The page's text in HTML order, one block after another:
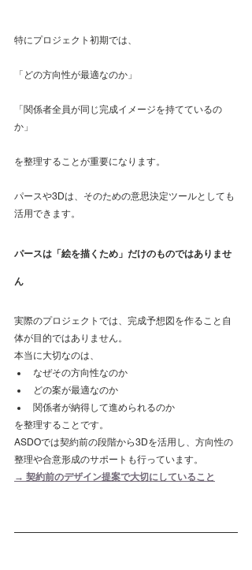
特にプロジェクト初期では、
「どの方向性が最適なのか」
「関係者全員が同じ完成イメージを持てているの
か」
を整理することが重要になります。
パースや3Dは、そのための意思決定ツールとしても
活用できます。
パースは「絵を描くため」だけのものではありませ
ん
実際のプロジェクトでは、完成予想図を作ること自
体が目的ではありません。
本当に大切なのは、
なぜその方向性なのか
どの案が最適なのか
関係者が納得して進められるのか
を整理することです。
ASDOでは契約前の段階から3Dを活用し、方向性の
整理や合意形成のサポートも行っています。
→ 契約前のデザイン提案で大切にしていること